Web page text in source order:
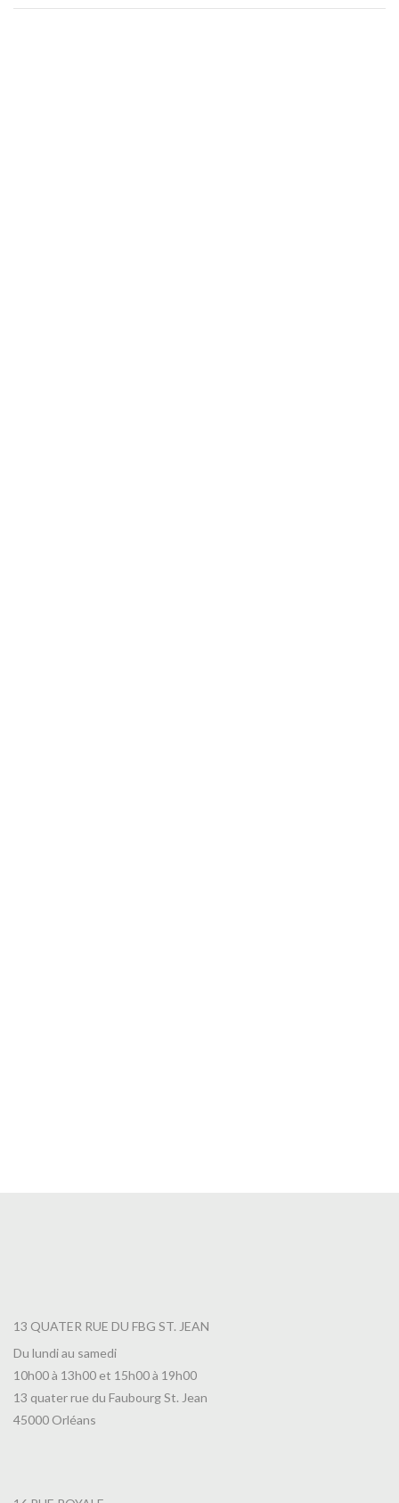
13 QUATER RUE DU FBG ST. JEAN
Du lundi au samedi
10h00 à 13h00 et 15h00 à 19h00
13 quater rue du Faubourg St. Jean
45000 Orléans